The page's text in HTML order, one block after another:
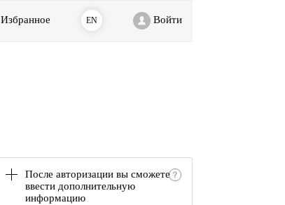
Избранное EN Войти
После авторизации вы сможете
ввести дополнительную
информацию